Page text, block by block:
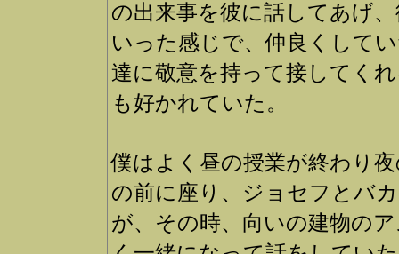
の出来事を彼に話してあげ
いった感じで、仲良くして
達に敬意を持って接してく
も好かれていた。
僕はよく昼の授業が終わり
の前に座り、ジョセフとバ
が、その時、向いの建物の